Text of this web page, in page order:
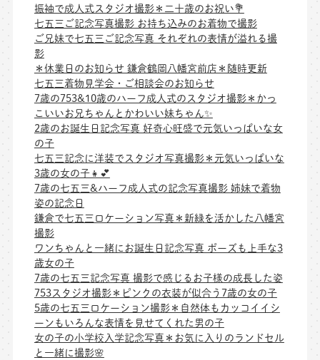
振袖で成人式スタジオ撮影＊二十歳のお祝い💐
七五三ご記念写真撮影 お持ち込みのお着物で撮影
ご兄妹で七五三ご記念写真 それぞれの表情が溢れる撮
影
＊休業日のお知らせ 鎌倉鶴岡八幡宮前店＊随時更新
七五三着物見学会・ご相談会のお知らせ
7歳の753&10歳のハーフ成人式のスタジオ撮影＊かっ
こいいお兄ちゃんとかわいい妹ちゃん✨
2歳のお誕生日記念写真 好奇心旺盛で元気いっぱいな女
の子
七五三記念に洋装でスタジオ写真撮影＊元気いっぱいな
3歳の女の子👧💕
7歳の七五三&ハーフ成人式の記念写真撮影 姉妹で着物
姿の記念日
鎌倉で七五三ロケーション写真＊新緑を活かした八幡宮
撮影
ワンちゃんと一緒にお誕生日記念写真 ポーズも上手な3
歳女の子
7歳の七五三記念写真 撮影で感じるお子様の成長した姿
753スタジオ撮影＊ピンクの衣装が似合う7歳の女の子
5歳の七五三ロケーション撮影＊自然体もカッコイイシ
ーンもいろんな表情を見せてくれた男の子
女の子の小学校入学記念写真＊お気に入りのランドセル
と一緒に撮影🌸